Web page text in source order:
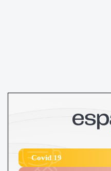
Covid 19